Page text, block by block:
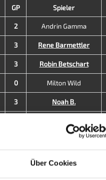
Über Cookies
GP Spieler
2 Andrin Gamma
3 Rene Barmettler
3 Robin Betschart
0 Milton Wild
3 Noah B.
Amy Küng ♀
Aurelia Knüsel ♀
11 3MP